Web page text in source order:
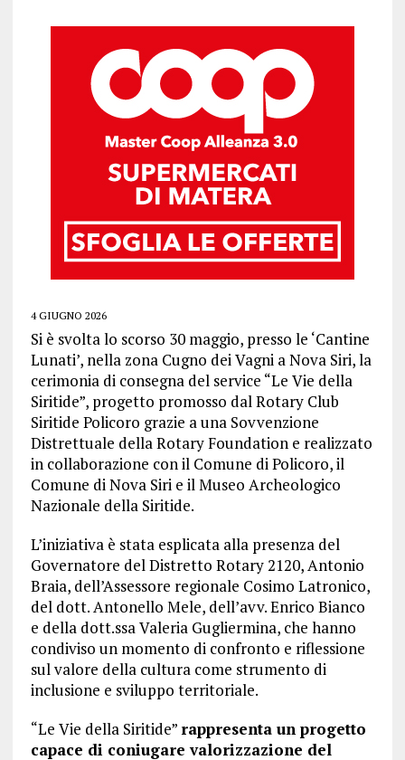
4 GIUGNO 2026
Si è svolta lo scorso 30 maggio, presso le ‘Cantine
Lunati’, nella zona Cugno dei Vagni a Nova Siri, la
cerimonia di consegna del service “Le Vie della
Siritide”, progetto promosso dal Rotary Club
Siritide Policoro grazie a una Sovvenzione
Distrettuale della Rotary Foundation e realizzato
in collaborazione con il Comune di Policoro, il
Comune di Nova Siri e il Museo Archeologico
Nazionale della Siritide.
L’iniziativa è stata esplicata alla presenza del
Governatore del Distretto Rotary 2120, Antonio
Braia, dell’Assessore regionale Cosimo Latronico,
del dott. Antonello Mele, dell’avv. Enrico Bianco
e della dott.ssa Valeria Gugliermina, che hanno
condiviso un momento di confronto e riflessione
sul valore della cultura come strumento di
inclusione e sviluppo territoriale.
“Le Vie della Siritide” rappresenta un progetto
capace di coniugare valorizzazione del